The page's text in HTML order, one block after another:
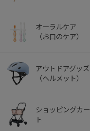
オーラルケア
（お口のケア）
アウトドアグッズ
（ヘルメット）
ショッピングカー
ト